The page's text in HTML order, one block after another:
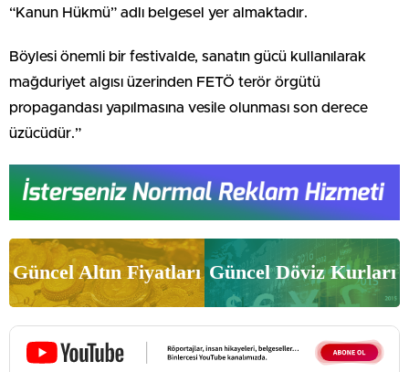
“Kanun Hükmü” adlı belgesel yer almaktadır.
Böylesi önemli bir festivalde, sanatın gücü kullanılarak
mağduriyet algısı üzerinden FETÖ terör örgütü
propagandası yapılmasına vesile olunması son derece
üzücüdür.”
Güncel Altın Fiyatları Güncel Döviz Kurları